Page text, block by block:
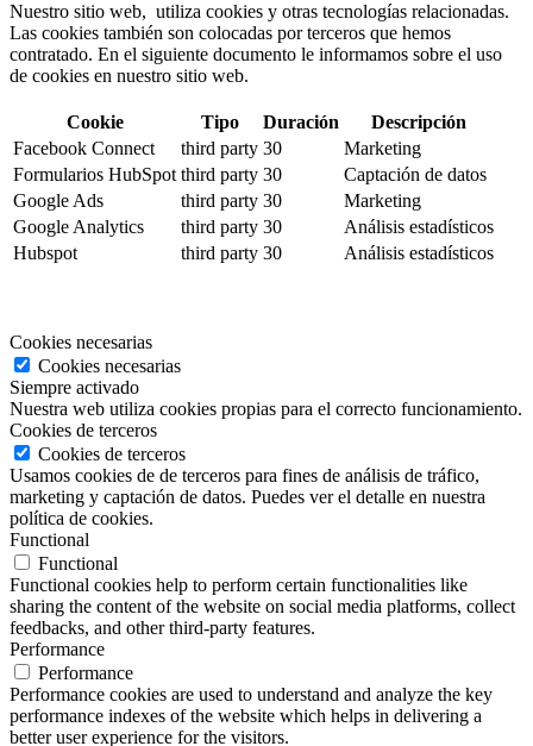
Nuestro sitio web, utiliza cookies y otras tecnologías relacionadas.
Las cookies también son colocadas por terceros que hemos
contratado. En el siguiente documento le informamos sobre el uso
de cookies en nuestro sitio web.
Cookie Tipo Duración
Descripción
Facebook Connect
third party 30
Marketing
Formularios HubSpot third party 30
Captación de datos
Google Ads
third party 30
Marketing
Google Analytics
third party 30
Análisis estadísticos
Hubspot
third party 30 Análisis estadísticos
Cookies necesarias
Cookies necesarias
Siempre activado
Nuestra web utiliza cookies propias para el correcto funcionamiento.
Cookies de terceros
Cookies de terceros
Usamos cookies de de terceros para fines de análisis de tráfico,
marketing y captación de datos. Puedes ver el detalle en nuestra
política de cookies.
Functional
Functional
Functional cookies help to perform certain functionalities like
sharing the content of the website on social media platforms, collect
feedbacks, and other third-party features.
Performance
Performance
Performance cookies are used to understand and analyze the key
performance indexes of the website which helps in delivering a
better user experience for the visitors.